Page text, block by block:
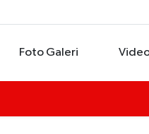
Foto Galeri